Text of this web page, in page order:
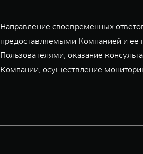
Направление своевременных
предоставляемыми Компанией и ее
Пользователями, оказание
Компании, осуществление